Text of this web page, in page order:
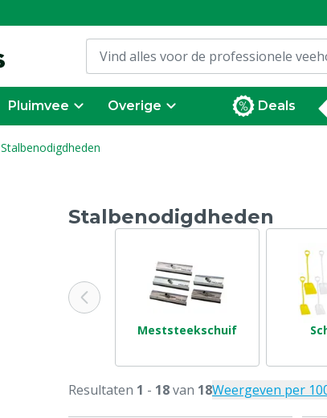
Pluimvee Overige Deals
Stalbenodigdheden
Stalbenodigdheden
Meststeekschuif
Resultaten 1 - 18van 18Weergeven per